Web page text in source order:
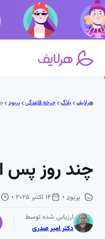
رفتن
به
محتوا
هرلایف بلاگ چرخه قاعدگی پریود
چند روز پس
پریود 14 اکتبر 2025
ارزیابی شده توسط
دکتر امیر صدری